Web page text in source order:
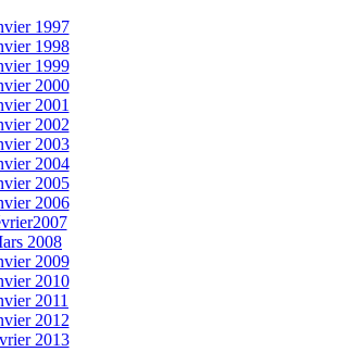
1997
1998
1999
2000
2001
2002
2003
2004
2005
2006
2008
2009
2010
2011
2012
2013